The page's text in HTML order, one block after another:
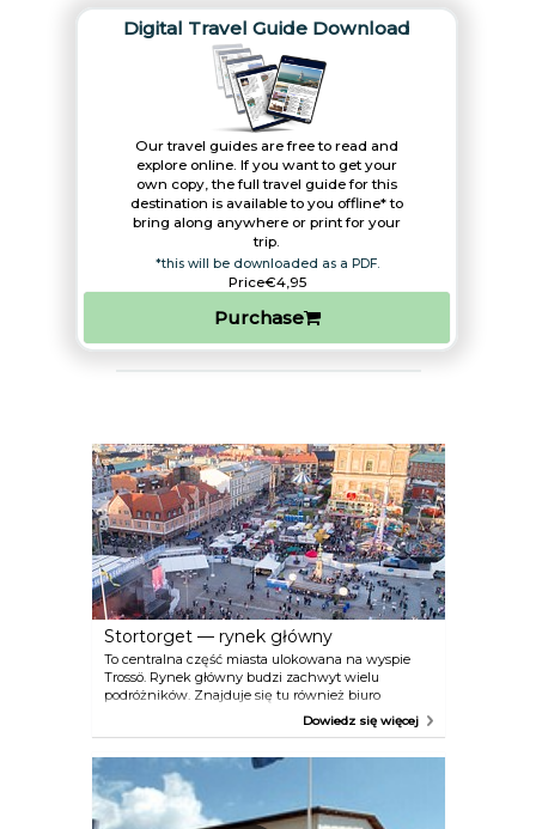
Digital Travel Guide Download
Our travel guides are free to read and
explore online. If you want to get your
own copy, the full travel guide for this
destination is available to you offline* to
bring along anywhere or print for your
trip.​
*this will be downloaded as a PDF.
Price€4,95
Purchase
Stortorget — rynek główny
To centralna część miasta ulokowana na wyspie
Trossö. Rynek główny budzi zachwyt wielu
podróżników. Znajduje się tu również biuro
informacji turystycznej. Karol XI spogląda z
pomnika na wielki brukowany plac. Uwagę
(kościół Fryderyka) i Trefaldighetskyrkan (kościół
Świętej Trójcy), nazywany również Kościołem
Niemieckim. Wiele restauracji i kawiarni mieści się
w pobliżu rynku głównego, czyli Stortorget,
Dowiedz się więcej